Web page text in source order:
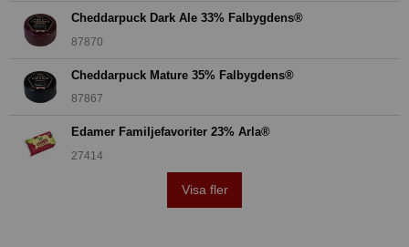
Cheddarpuck Dark Ale 33% Falbygdens®
87870
Cheddarpuck Mature 35% Falbygdens®
87867
Edamer Familjefavoriter 23% Arla®
27414
Visa fler